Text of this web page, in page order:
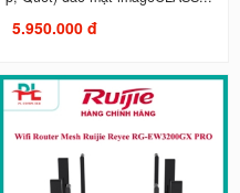
5.950.000 đ